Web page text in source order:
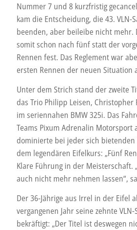
Nummer 7 und 8 kurzfristig
kam die Entscheidung, die 43. VLN-
beenden, aber beileibe nicht mehr.
somit schon nach fünf statt der
Rennen fest. Das Reglement war
ersten Rennen der neuen Situation
Unter dem Strich stand der zweite
das Trio Philipp Leisen, Christopher
im seriennahen BMW 325i. Das
Teams Pixum Adrenalin Motorsport
dominierte bei jeder sich bietenden
dem legendären Eifelkurs: „Fünf
Klare Führung in der Meisterschaft.
auch nicht mehr nehmen lassen“,
Der 36-Jährige aus Irrel in der Eifel
vergangenen Jahr seine zehnte
bekräftigt: „Der Titel ist deswegen